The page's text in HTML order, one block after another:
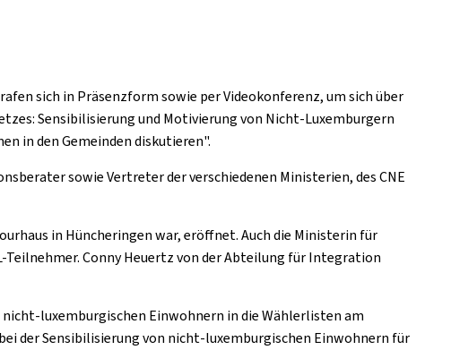
sich in Präsenzform sowie per Videokonferenz, um sich über
Sensibilisierung und Motivierung von Nicht-Luxemburgern
in den Gemeinden diskutieren".
sowie Vertreter der verschiedenen Ministerien, des CNE
in Hüncheringen war, eröffnet. Auch die Ministerin für
Teilnehmer. Conny Heuertz von der Abteilung für Integration
luxemburgischen Einwohnern in die Wählerlisten am
der Sensibilisierung von nicht-luxemburgischen Einwohnern für